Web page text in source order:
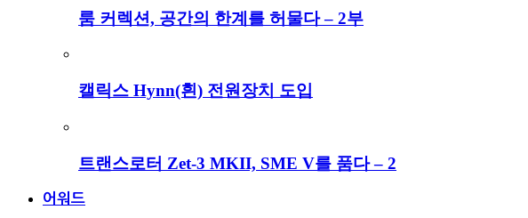
룸 커렉션, 공간의 한계를 허물다 – 2부
캘릭스 Hynn(흰) 전원장치 도입
트랜스로터 Zet-3 MKII, SME V를 품다 – 2
어워드